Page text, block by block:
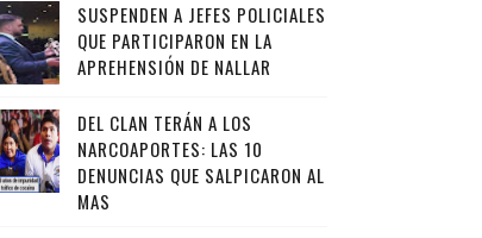
SUSPENDEN A JEFES POLICIALES
QUE PARTICIPARON EN LA
APREHENSIÓN DE NALLAR
DEL CLAN TERÁN A LOS
NARCOAPORTES: LAS 10
DENUNCIAS QUE SALPICARON AL
MAS